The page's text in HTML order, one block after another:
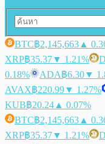
BTC฿2,145,663 ▲
XRP฿35.37▼ 1.21%
0.18%
ADA฿6.30▼
AVAX฿220.99▼ 1.27%
KUB฿20.24 ▲ 0.07%
BTC฿2,145,663 ▲
XRP฿35.37▼ 1.21%